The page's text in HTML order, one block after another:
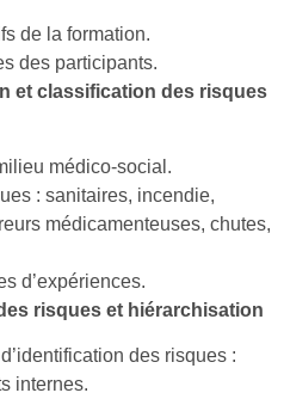
de la formation.
des participants.
et classification des risques
médico-social.
: sanitaires, incendie,
médicamenteuses, chutes,
d’expériences.
risques et hiérarchisation
des risques :
internes.